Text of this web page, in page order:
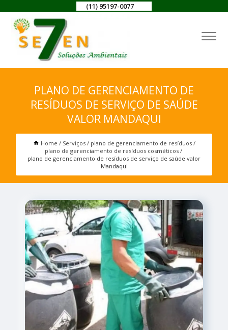
(11) 95197-0077
PLANO DE GERENCIAMENTO DE
RESÍDUOS DE SERVIÇO DE SAÚDE
VALOR MANDAQUI
Home Serviços
plano de gerenciamento de resíduos
plano de gerenciamento de resíduos cosméticos
plano de gerenciamento de resíduos de serviço de saúde valor
Mandaqui